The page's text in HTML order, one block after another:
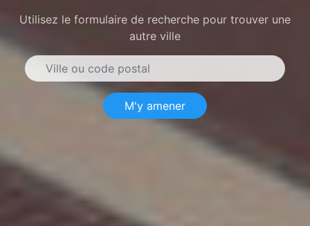
Utilisez le formulaire de recherche pour trouver une
autre ville
M'y amener